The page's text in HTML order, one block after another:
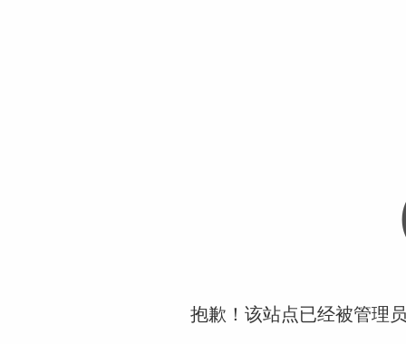
抱歉！该站点已经被管理